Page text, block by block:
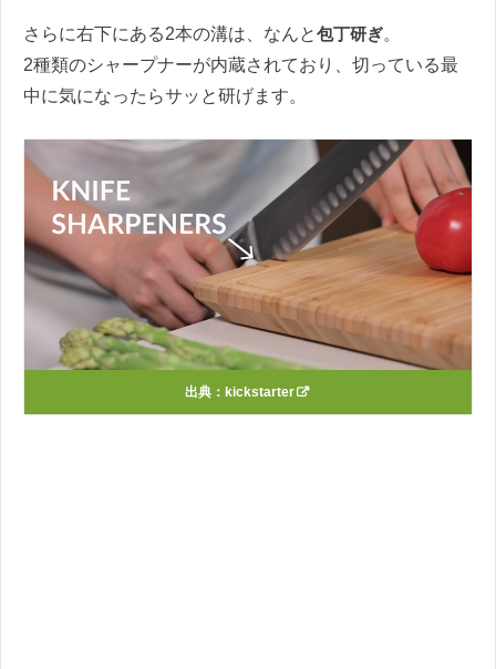
さらに右下にある2本の溝は、なんと包丁研ぎ。
2種類のシャープナーが内蔵されており、切っている最
中に気になったらサッと研げます。
出典： kickstarter